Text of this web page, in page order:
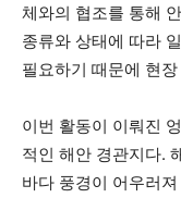
체와의 협조를 통해
종류와 상태에 따라
필요하기 때문에 현
이번 활동이 이뤄진
적인 해안 경관지다.
바다 풍경이 어우러